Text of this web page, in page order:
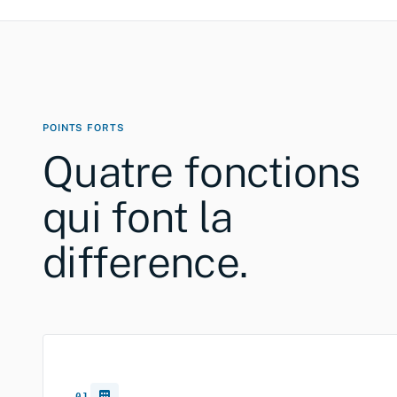
Valeur venale CHF 8.4 mio · 03.2026
POINTS FORTS
Quatre fonctions
qui font la
difference.